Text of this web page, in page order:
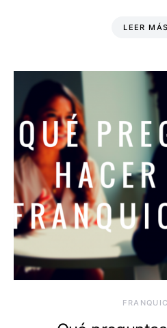
LEER MÁS